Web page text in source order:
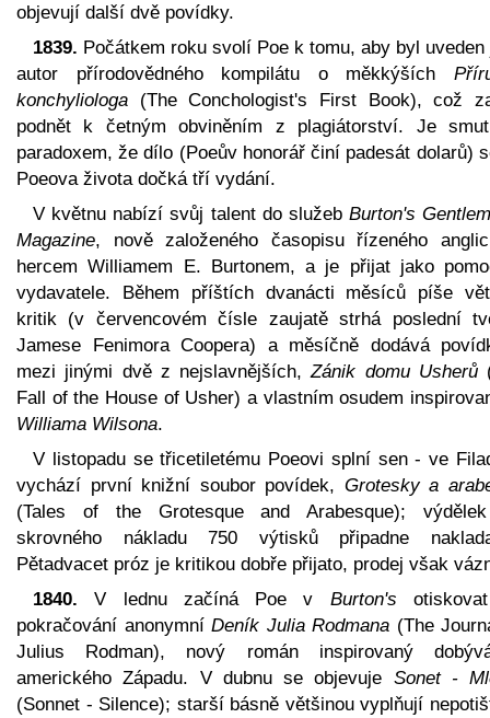
objevují další dvě povídky.
1839. Počátkem roku svolí Poe k tomu, aby byl uveden
autor přírodovědného kompilátu o měkkýších
konchyliologa (The Conchologist's First Book), což
podnět k četným obviněním z plagiátorství. Je
paradoxem, že dílo (Poeův honorář činí padesát dolarů)
Poeova života dočká tří vydání.
V květnu nabízí svůj talent do služeb Burton's
Magazine, nově založeného časopisu řízeného
hercem Williamem E. Burtonem, a je přijat jako
vydavatele. Během příštích dvanácti měsíců píše
kritik (v červencovém čísle zaujatě strhá poslední
Jamese Fenimora Coopera) a měsíčně dodává
mezi jinými dvě z nejslavnějších,Zánik domu Usherů
Fall of the House of Usher) a vlastním osudem
Williama Wilsona.
V listopadu se třicetiletému Poeovi splní sen - ve
vychází první knižní soubor povídek, Grotesky a
(Tales of the Grotesque and Arabesque);
skrovného nákladu 750 výtisků připadne
Pětadvacet próz je kritikou dobře přijato, prodej však
1840. V lednu začíná Poe v Burton's
pokračování anonymníDeník Julia Rodmana (The
Julius Rodman), nový román inspirovaný
amerického Západu. V dubnu se objevuje Sonet -
(Sonnet - Silence); starší básně většinou vyplňují